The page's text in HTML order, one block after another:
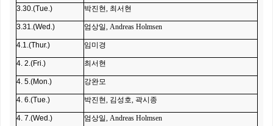
3.30.(Tue.) 박진현, 최서현
3.31.(Wed.) 엄상일, Andreas Holmsen
4.1.(Thur.) 임미경
4. 2.(Fri.) 최서현
4. 5.(Mon.) 강완모
4. 6.(Tue.) 박진현, 김성호, 곽시종
4. 7.(Wed.) 엄상일, Andreas Holmsen